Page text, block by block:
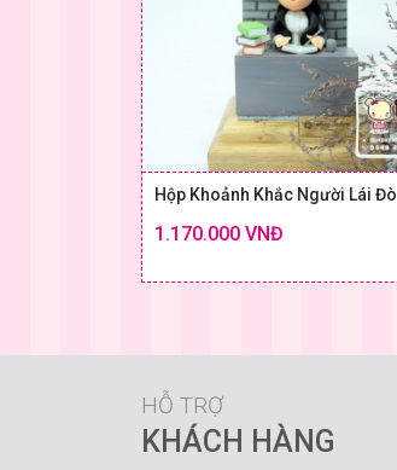
Hộp Khoảnh Khắc Người Lái Đò
1.170.000 VNĐ
HỖ TRỢ
KHÁCH HÀNG